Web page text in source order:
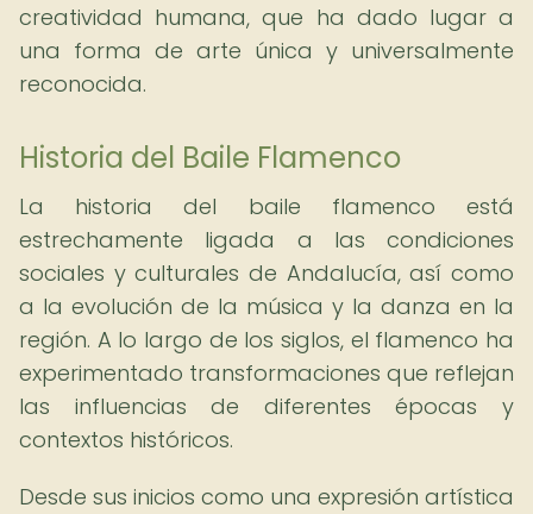
creatividad humana, que ha dado lugar a
una forma de arte única y universalmente
reconocida.
Historia del Baile Flamenco
La historia del baile flamenco está
estrechamente ligada a las condiciones
sociales y culturales de Andalucía, así como
a la evolución de la música y la danza en la
región. A lo largo de los siglos, el flamenco ha
experimentado transformaciones que reflejan
las influencias de diferentes épocas y
contextos históricos.
Desde sus inicios como una expresión artística